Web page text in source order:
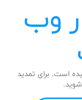
وب
است. برای تمدید